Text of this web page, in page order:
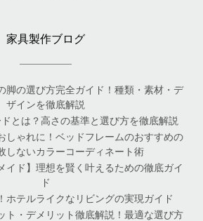
家具製作ブログ
脚の選び方完全ガイド！種類・素材・デ
ザインを徹底解説
とは？高さの基準と選び方を徹底解説
しゃれに！ベッドフレームのおすすめの
しないカラーコーディネート術
イド】理想を賢く叶えるための徹底ガイ
ド
ホテルライクなリビングの実現ガイド
ト・デメリット徹底解説！最適な選び方